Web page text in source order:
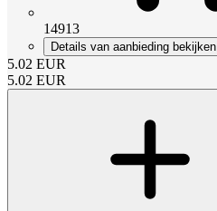
14913
Details van aanbieding bekijken
5.02 EUR
5.02 EUR